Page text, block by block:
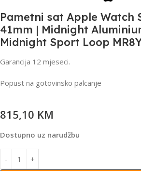
Pametni sat Apple Watch
41mm | Midnight
Midnight Sport Loop
Garancija 12 mjeseci.
Popust na gotovinsko palcanje
815,10 KM
Dostupno uz narudžbu